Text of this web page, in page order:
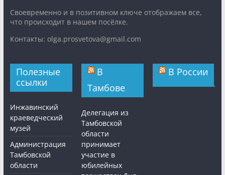
Cвоевременно и в позитивном ключе отображаем все,
что происходит в нашем посёлке.
Контакты: olga.prosvetova@gmail.com
Полезные
ссылки
Инжавинский
краеведческий
музей
Администрация
Тамбовской
области
В
Тамбове
Делегация из
Тамбовской
области
принимает
участие в
юбилейных
В России